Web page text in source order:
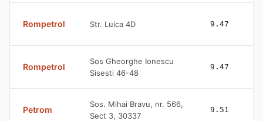
Rompetrol Str. Luica 4D 9.47
Rompetrol
Sos Gheorghe Ionescu
Sisesti 46-48
9.47
Petrom
Sos. Mihai Bravu, nr. 566,
Sect 3, 30337
9.51